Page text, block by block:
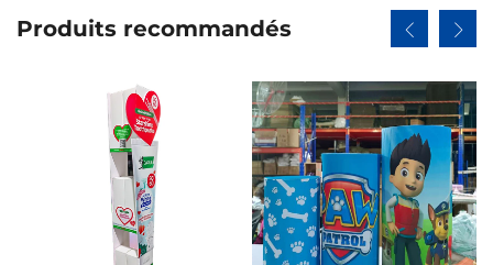
Produits recommandés